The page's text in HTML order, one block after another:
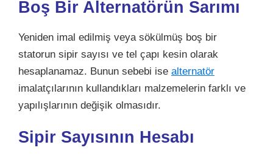
Boş Bir Alternatörün Sarımı
Yeniden imal edilmiş veya sökülmüş boş bir
statorun sipir sayısı ve tel çapı kesin olarak
hesaplanamaz. Bunun sebebi ise alternatör
imalatçılarının kullandıkları malzemelerin farklı ve
yapılışlarının değişik olmasıdır.
Sipir Sayısının Hesabı